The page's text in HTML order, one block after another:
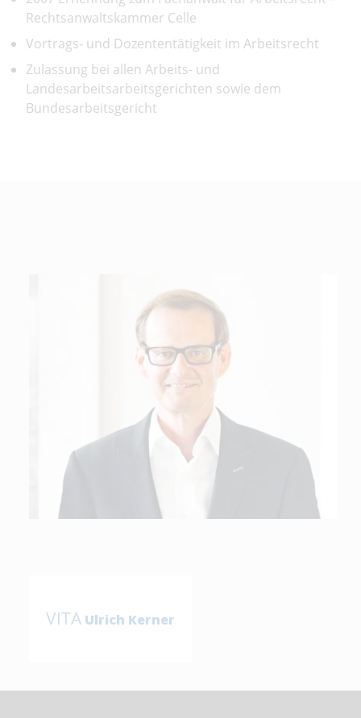
Rechtsanwaltskammer Celle
Vortrags- und Dozententätigkeit im Arbeitsrecht
Zulassung bei allen Arbeits- und
Landesarbeitsarbeitsgerichten sowie dem
Bundesarbeitsgericht
VITAUlrich Kerner